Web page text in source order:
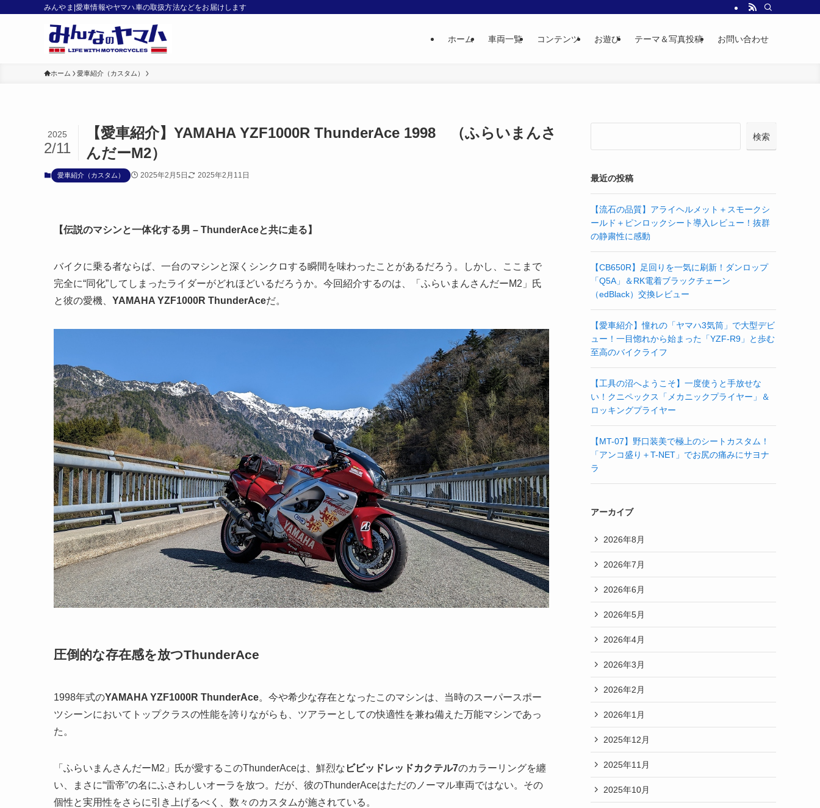
みんやま|愛車情報やヤマハ車の取扱方法などをお届けします
ホーム 車両一覧 コンテンツ お遊び テーマ＆写真投稿 お問い合わせ
ホーム 愛車紹介（カスタム）
【愛車紹介】YAMAHA YZF1000R ThunderAce 1998 （ふらいまんさ
んだーM2）
2025
2/11
愛車紹介（カスタム） 2025年2月5日 2025年2月11日
【伝説のマシンと一体化する男 – ThunderAceと共に走る】
バイクに乗る者ならば、一台のマシンと深くシンクロする瞬間を味わったことがあるだろう。しかし、ここまで
完全に“同化”してしまったライダーがどれほどいるだろうか。今回紹介するのは、「ふらいまんさんだーM2」氏
と彼の愛機、 YAMAHA YZF1000R ThunderAceだ。
圧倒的な存在感を放つThunderAce
1998年式のYAMAHA YZF1000R ThunderAce。今や希少な存在となったこのマシンは、当時のスーパースポー
ツシーンにおいてトップクラスの性能を誇りながらも、ツアラーとしての快適性を兼ね備えた万能マシンであっ
た。
「ふらいまんさんだーM2」氏が愛するこのThunderAceは、鮮烈な ビビッドレッドカクテル7のカラーリングを纏
い、まさに“雷帝”の名にふさわしいオーラを放つ。だが、彼のThunderAceはただのノーマル車両ではない。その
個性と実用性をさらに引き上げるべく、数々のカスタムが施されている。
検索
最近の投稿
【流石の品質】アライヘルメット＋スモークシ
ールド＋ピンロックシート導入レビュー！抜群
の静粛性に感動
【CB650R】足回りを一気に刷新！ダンロップ
「Q5A」＆RK電着ブラックチェーン
（edBlack）交換レビュー
【愛車紹介】憧れの「ヤマハ3気筒」で大型デビ
ュー！一目惚れから始まった「YZF-R9」と歩む
至高のバイクライフ
【工具の沼へようこそ】一度使うと手放せな
い！クニペックス「メカニックプライヤー」＆
ロッキングプライヤー
【MT-07】野口装美で極上のシートカスタム！
「アンコ盛り＋T-NET」でお尻の痛みにサヨナ
ラ
アーカイブ
2026年8月
2026年7月
2026年6月
2026年5月
2026年4月
2026年3月
2026年2月
2026年1月
2025年12月
2025年11月
2025年10月